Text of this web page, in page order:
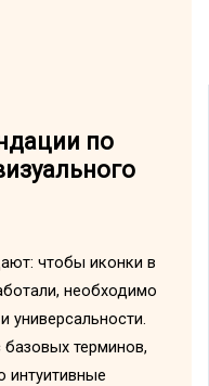
по
чтобы иконки в
необходимо
универсальности.
терминов,
интуитивные